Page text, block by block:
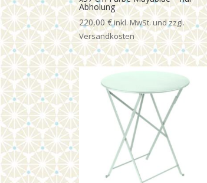
Abholung
220,00€